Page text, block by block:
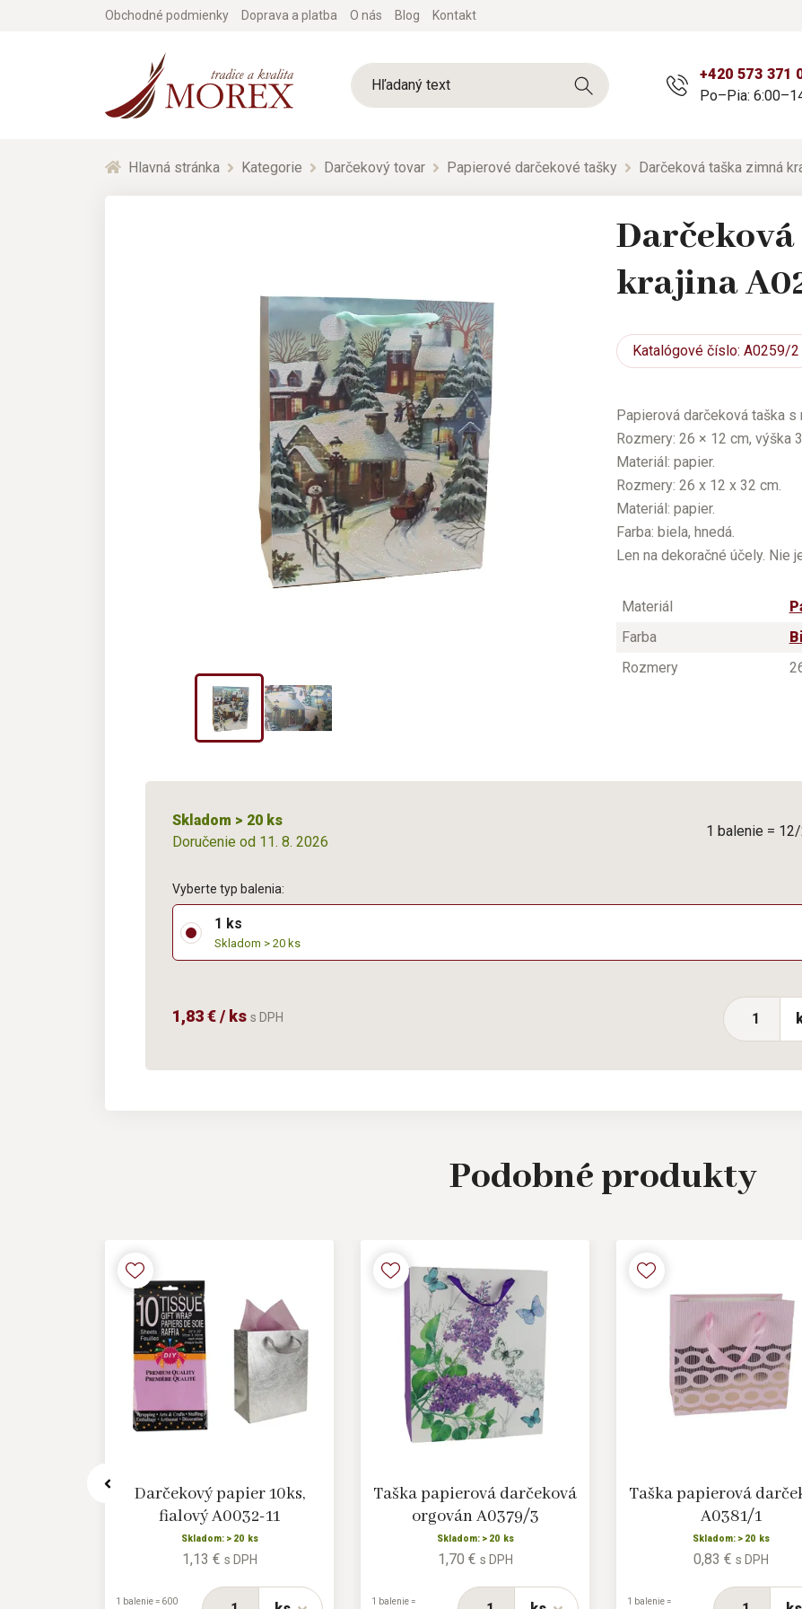
Obchodné podmienky Doprava a platba O nás Blog Kontakt
+420 573 371
Po–Pia:
Hlavná stránka Kategorie Darčekový tovar Papierové darčekové tašky Darčeková taška zimná
krajina
Katalógové číslo: A0259/2
Papierová darčeková taška
Rozmery: 26 × 12 cm, výška
Materiál: papier.
Rozmery: 26 x 12 x 32 cm.
Materiál: papier.
Farba: biela, hnedá.
Len na dekoračné účely. Nie
Materiál
Farba
Rozmery
Skladom > 20 ks
Doručenie od 11. 8. 2026
1 balenie =
Vyberte typ balenia:
1 ks
Skladom > 20 ks
1,83 € / ks s DPH
Podobnéprodukty
Darčekový papier 10ks,
fialový A0032-11
Skladom: > 20 ks
1,13 € s DPH
1 balenie = 600
Taška papierová darčeková
orgován A0379/3
Skladom: > 20 ks
1,70 € s DPH
1 balenie =
Taška papierová
A0381/1
Skladom: > 20 ks
0,83 € s DPH
1 balenie =